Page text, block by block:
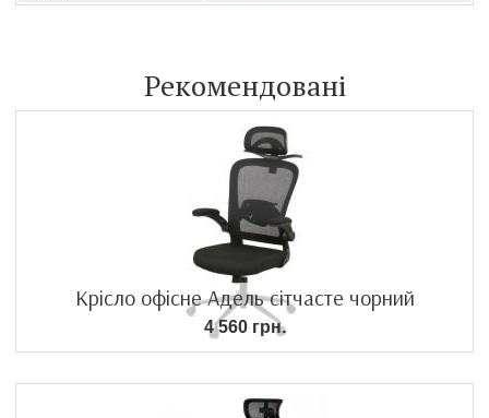
Рекомендовані
Крісло офісне Адель сітчасте чорний
4 560 грн.